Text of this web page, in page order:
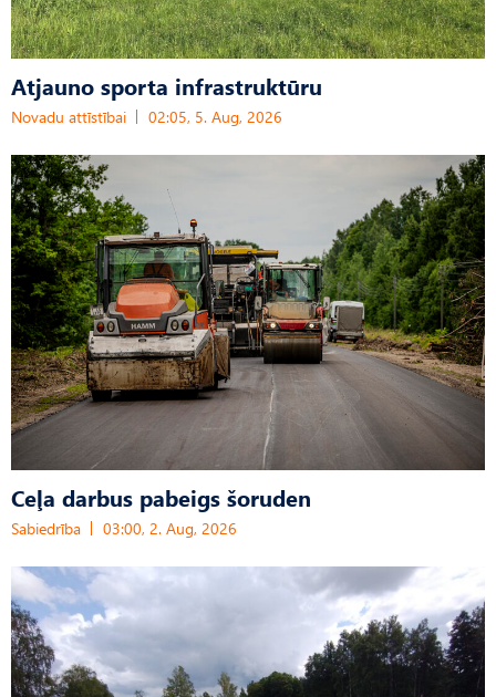
Atjauno sporta infrastruktūru
Novadu attīstībai 02:05, 5. Aug, 2026
Ceļa darbus pabeigs šoruden
Sabiedrība 03:00, 2. Aug, 2026